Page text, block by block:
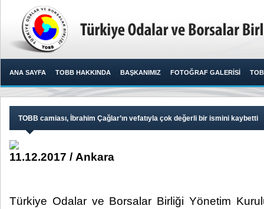
ANA SAYFA TOBB HAKKINDA BAŞKANIMIZ FOTOĞRAF GALERİSİ
TOBB camiası, İbrahim Çağlar’ın vefatıyla çok değerli bir ismini kaybetti
11.12.2017 / Ankara
Türkiye Odalar ve Borsalar Birliği Yönetim